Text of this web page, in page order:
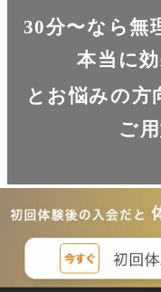
30分〜なら無
本当に
とお悩みの方
ご